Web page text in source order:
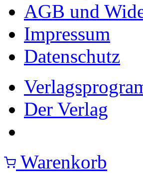
AGB und
Impressum
Datenschutz
Der Verlag
Warenkorb